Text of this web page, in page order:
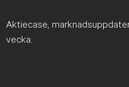
Aktiecase,
vecka.